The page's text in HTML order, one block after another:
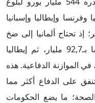
وإيطاليا وإسبانيا
إذ تحتاج ألمانيا إلى ضخ
136,1 مليار يورو إضافية، تليها فرنسا بـ92,7 مليار، ثم إيطاليا
بـ65,3 مليار يورو، في الموازنة الدفاعية. هذه
على الدفاع أكثر مما
ما يضع الحكومات